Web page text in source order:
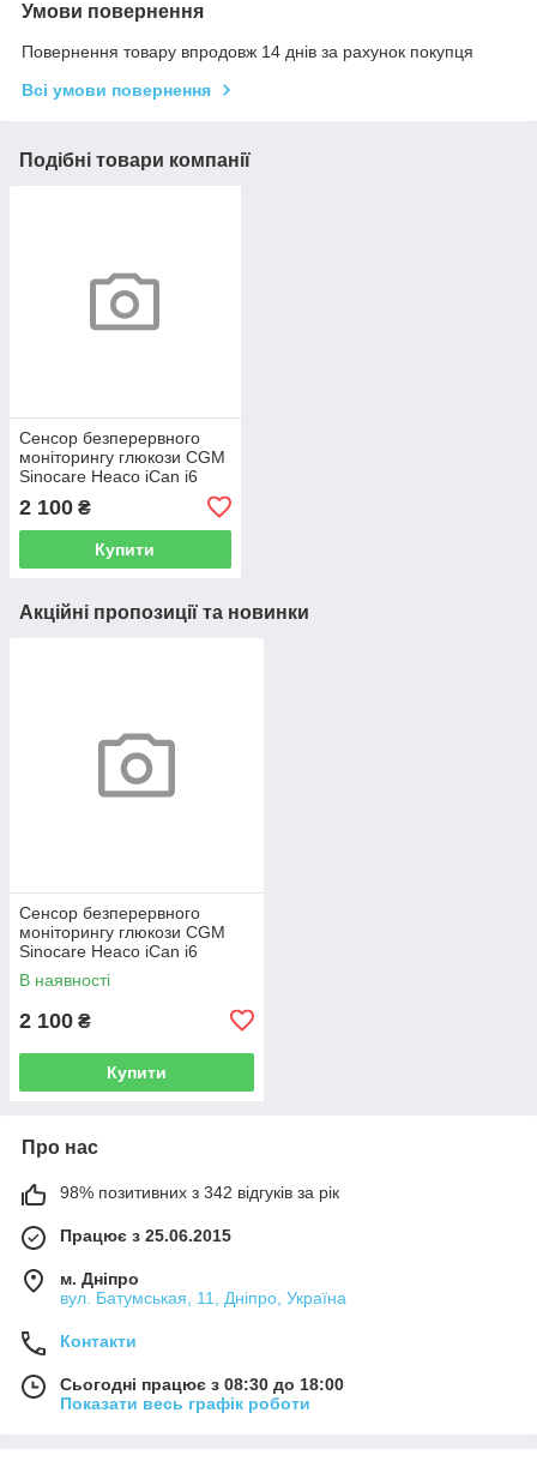
Умови повернення
Повернення товару впродовж 14 днів за рахунок покупця
Всі умови повернення
Подібні товари компанії
Сенсор безперервного
моніторингу глюкози CGM
Sinocare Heaco iCan i6
2 100 ₴
Купити
Акційні пропозиції та новинки
Сенсор безперервного
моніторингу глюкози CGM
Sinocare Heaco iCan i6
В наявності
2 100 ₴
Купити
Про нас
98% позитивних з 342 відгуків за рік
Працює з 25.06.2015
м. Дніпро
вул. Батумськая, 11, Дніпро, Україна
Контакти
Сьогодні працює з 08:30 до 18:00
Показати весь графік роботи